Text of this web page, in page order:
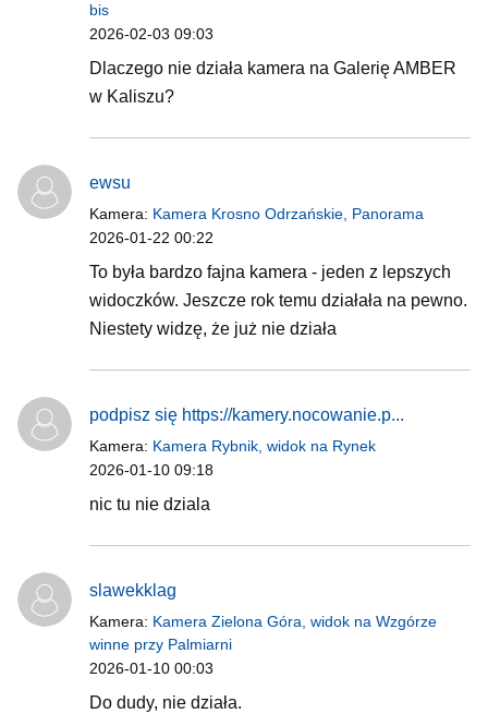
bis
2026-02-03 09:03
Dlaczego nie działa kamera na Galerię AMBER
w Kaliszu?
ewsu
Kamera: Kamera Krosno Odrzańskie, Panorama
2026-01-22 00:22
To była bardzo fajna kamera - jeden z lepszych
widoczków. Jeszcze rok temu działała na pewno.
Niestety widzę, że już nie działa
podpisz się https://kamery.nocowanie.p...
Kamera: Kamera Rybnik, widok na Rynek
2026-01-10 09:18
nic tu nie dziala
slawekklag
Kamera: Kamera Zielona Góra, widok na Wzgórze
winne przy Palmiarni
2026-01-10 00:03
Do dudy, nie działa.